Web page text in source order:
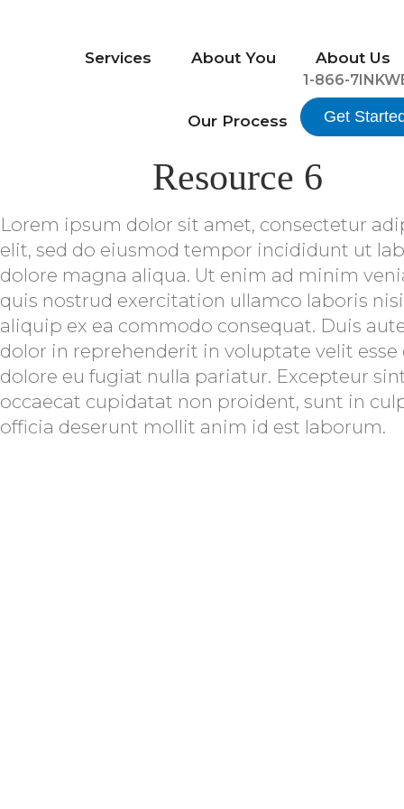
Services About You About Us
Our Process
1-866-
Get
Resource 6
Lorem ipsum dolor sit amet, consectetur
elit, sed do eiusmod tempor incididunt ut
dolore magna aliqua. Ut enim ad minim
quis nostrud exercitation ullamco laboris
aliquip ex ea commodo consequat. Duis
dolor in reprehenderit in voluptate velit esse
dolore eu fugiat nulla pariatur. Excepteur
occaecat cupidatat non proident, sunt in
officia deserunt mollit anim id est laborum.